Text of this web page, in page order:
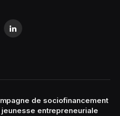
LinkedIn
de sociofinancement
jeunesse entrepreneuriale